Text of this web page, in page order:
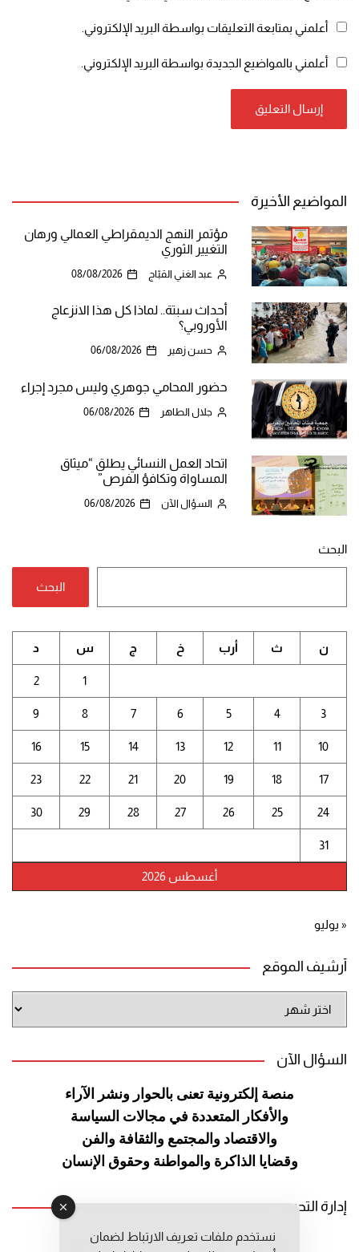
أعلمني بمتابعة التعليقات بواسطة البريد الإلكتروني.
أعلمني بالمواضيع الجديدة بواسطة البريد الإلكتروني.
المواضيع الأخيرة
مؤتمر النهج الديمقراطي العمالي ورهان
التغيير الثوري
عبد الغني القبّاج 08/08/2026
أحداث سبتة.. لماذا كل هذا الانزعاج
الأوروبي؟
حسن زهير 06/08/2026
حضور المحامي جوهري وليس مجرد إجراء
جلال الطاهر 06/08/2026
اتحاد العمل النسائي يطلق “ميثاق
المساواة وتكافؤ الفرص”
السؤال الآن 06/08/2026
البحث
البحث
أغسطس 2026
ن ث أرب خ ج س د
1
2
3
4
5
6
7
8
9
10
11
12
13
14
15
16
17
18
19
20
21
22
23
24
25
26
27
28
29
30
31
« يوليو
أرشيف الموقع
الموقع
السؤال الآن
منصة إلكترونية تعنى بالحوار ونشر الآراء
والأفكار المتعددة في مجالات السياسة
والاقتصاد والمجتمع والثقافة والفن
وقضايا الذاكرة والمواطنة وحقوق الإنسان
إدارة التحرير
رئيس التحرير: عبد الرحيم التوراني
نستخدم ملفات تعريف الارتباط لضمان